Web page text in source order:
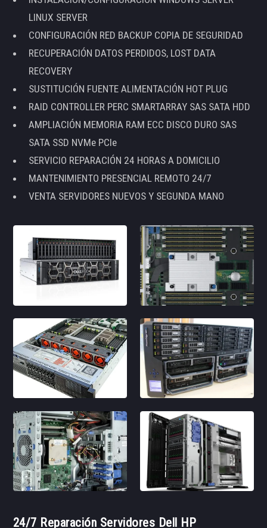
LINUX SERVER
CONFIGURACIÓN RED BACKUP COPIA DE SEGURIDAD
RECUPERACIÓN DATOS PERDIDOS, LOST DATA
RECOVERY
SUSTITUCIÓN FUENTE ALIMENTACIÓN HOT PLUG
RAID CONTROLLER PERC SMARTARRAY SAS SATA HDD
AMPLIACIÓN MEMORIA RAM ECC DISCO DURO SAS
SATA SSD NVMe PCIe
SERVICIO REPARACIÓN 24 HORAS A DOMICILIO
MANTENIMIENTO PRESENCIAL REMOTO 24/7
VENTA SERVIDORES NUEVOS Y SEGUNDA MANO
24/7 Reparación Servidores Dell HP